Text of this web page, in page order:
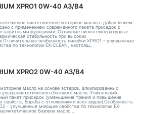
XPRO1 0W-40 A3/B4
синтетическое моторное масло с добавлением
с применением современного пакета присадок с
защитными функциями. Отличные низкотемпературные
стабильность при высоких
особенность линейки XPRO1 - улучшенные
по технологии EX-CLEAN, настоящ..
XPRO2 0W-40 A3/B4
масло на основе эстеров, алкилированных
ультрасинтетического базового масла. Уникальный
пакет присадок (уменьшение трения и повышение
свойств, борьба с отложениями всех видов).Особенность
- улучшенные моющие свойства по технологии EX-
базовое масло ..